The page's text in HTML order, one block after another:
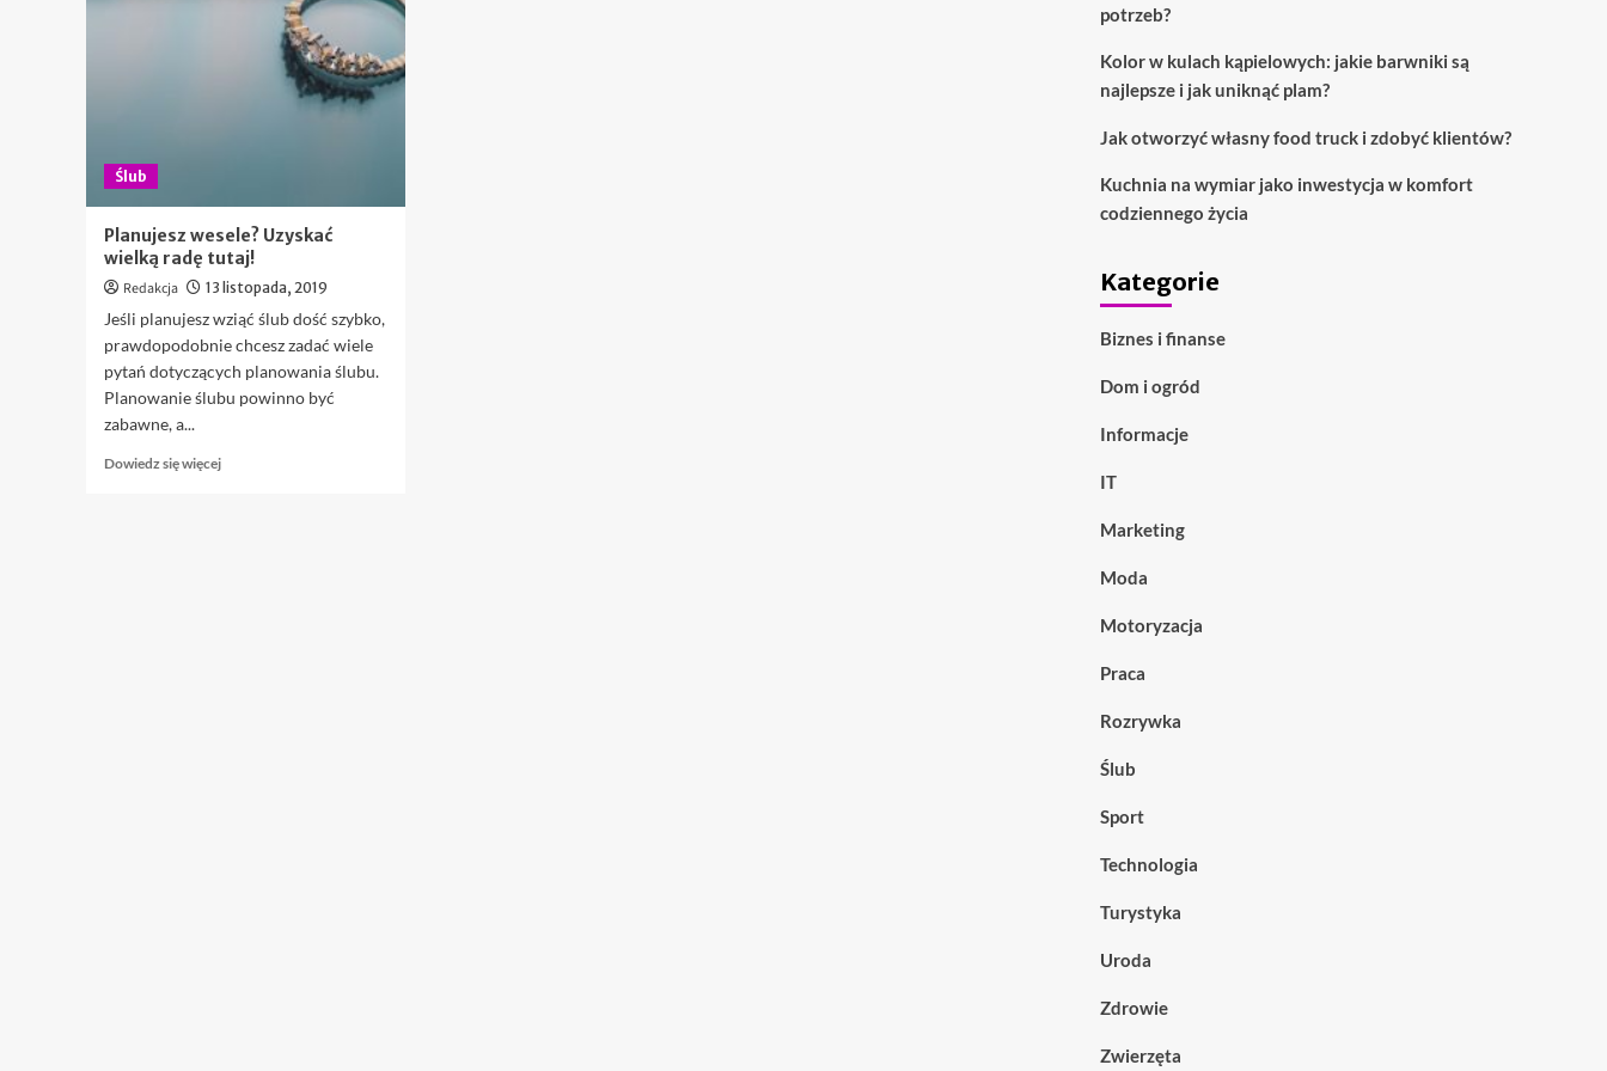
Ślub
Planujesz wesele? Uzyskać
wielką radę tutaj!
Redakcja 13 listopada, 2019
Jeśli planujesz wziąć ślub dość szybko,
prawdopodobnie chcesz zadać wiele
pytań dotyczących planowania ślubu.
Planowanie ślubu powinno być
zabawne, a...
Dowiedz się więcejDowiedz
potrzeb?
Kolor w kulach kąpielowych: jakie barwniki są
najlepsze i jak uniknąć plam?
Jak otworzyć własny food truck i zdobyć klientów?
Kuchnia na wymiar jako inwestycja w komfort
codziennego życia
Kategorie
Biznes i finanse
Dom i ogród
Informacje
IT
Marketing
Moda
Motoryzacja
Praca
Rozrywka
Ślub
Sport
Technologia
Turystyka
Uroda
Zdrowie
Zwierzęta